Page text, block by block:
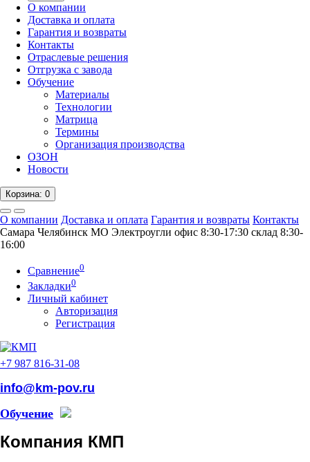
О компании
Доставка и оплата
Гарантия и возвраты
Контакты
Отраслевые решения
Отгрузка с завода
Обучение
Материалы
Технологии
Матрица
Термины
Организация производства
ОЗОН
Новости
Корзина: 0
О компании Доставка и оплата Гарантия и возвраты Контакты
Самара Челябинск МO Электроугли офис 8:30-17:30 склад 8:30-
16:00
Сравнение0
Закладки0
Личный кабинет
Авторизация
Регистрация
+7 987 816-31-08
info@km-pov.ru
Обучение
Компания КМП